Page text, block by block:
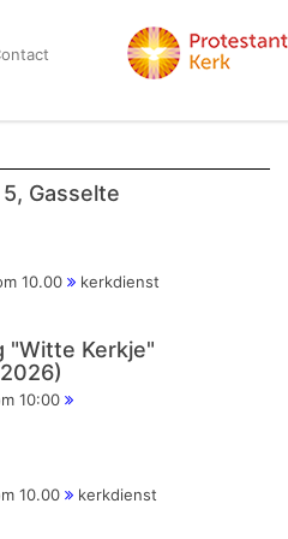
Gasselte
10.00 kerkdienst
"Witte Kerkje"
10:00
10.00 kerkdienst